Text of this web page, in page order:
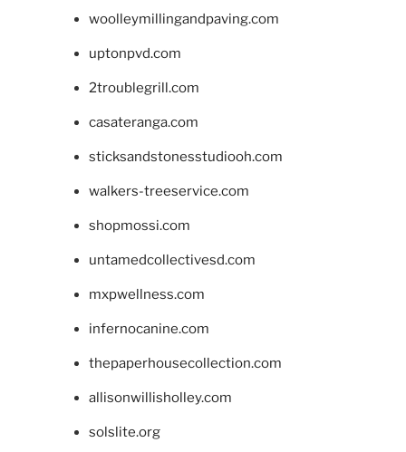
woolleymillingandpaving.com
uptonpvd.com
2troublegrill.com
casateranga.com
sticksandstonesstudiooh.com
walkers-treeservice.com
shopmossi.com
untamedcollectivesd.com
mxpwellness.com
infernocanine.com
thepaperhousecollection.com
allisonwillisholley.com
solslite.org